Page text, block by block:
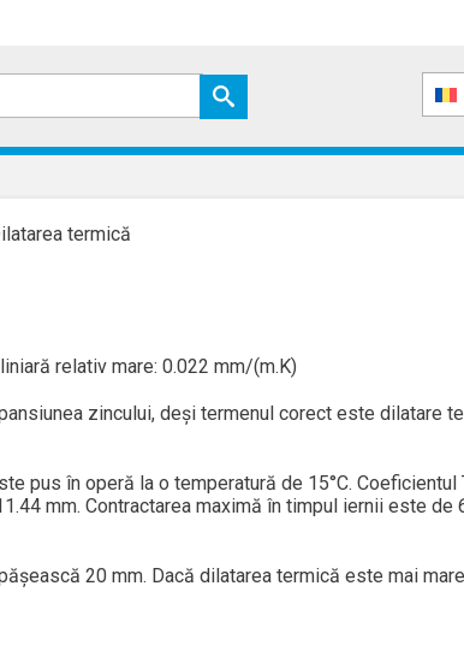
termică
relativ mare: 0.022 mm/(m.K)
zincului, deşi termenul corect este dilatare
pus în operă la o temperatură de 15°C.
mm. Contractarea maximă în timpul iernii este de
20 mm. Dacă dilatarea termică este mai